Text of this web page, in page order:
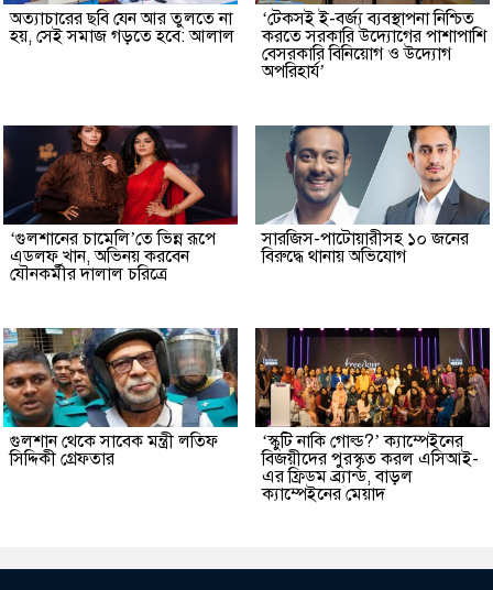
অত্যাচারের ছবি যেন আর তুলতে না
হয়, সেই সমাজ গড়তে হবে: আলাল
‘টেকসই ই-বর্জ্য ব্যবস্থাপনা নিশ্চিত
করতে সরকারি উদ্যোগের পাশাপাশি
বেসরকারি বিনিয়োগ ও উদ্যোগ
অপরিহার্য’
‘গুলশানের চামেলি’তে ভিন্ন রূপে
এডলফ খান, অভিনয় করবেন
যৌনকর্মীর দালাল চরিত্রে
সারজিস-পাটোয়ারীসহ ১০ জনের
বিরুদ্ধে থানায় অভিযোগ
গুলশান থেকে সাবেক মন্ত্রী লতিফ
সিদ্দিকী গ্রেফতার
‘স্কুটি নাকি গোল্ড?’ ক্যাম্পেইনের
বিজয়ীদের পুরস্কৃত করল এসিআই-
এর ফ্রিডম ব্র্যান্ড, বাড়ল
ক্যাম্পেইনের মেয়াদ